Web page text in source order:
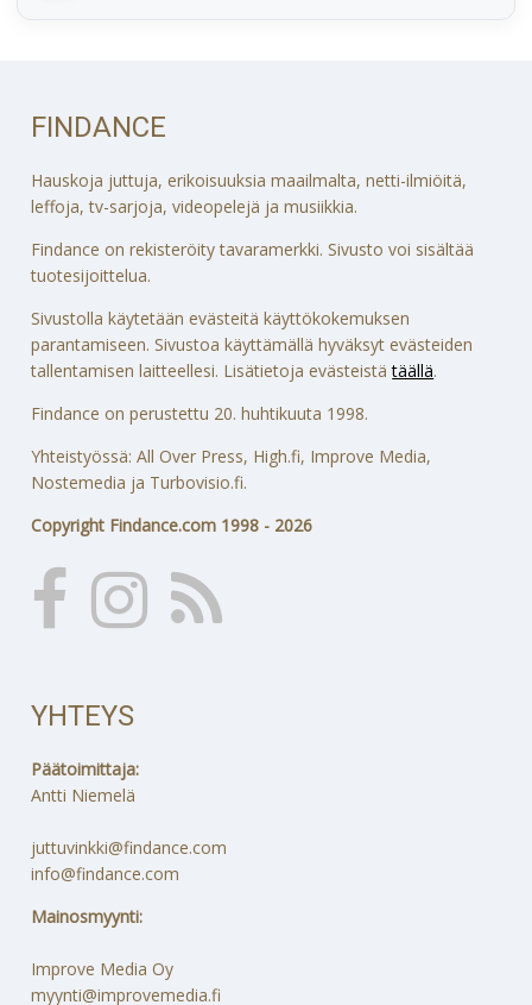
FINDANCE
Hauskoja juttuja, erikoisuuksia maailmalta, netti-ilmiöitä,
leffoja, tv-sarjoja, videopelejä ja musiikkia.
Findance on rekisteröity tavaramerkki. Sivusto voi sisältää
tuotesijoittelua.
Sivustolla käytetään evästeitä käyttökokemuksen
parantamiseen. Sivustoa käyttämällä hyväksyt evästeiden
tallentamisen laitteellesi. Lisätietoja evästeistätäällä.
Findance on perustettu 20. huhtikuuta 1998.
Yhteistyössä: All Over Press, High.fi, Improve Media,
Nostemedia ja Turbovisio.fi.
Copyright Findance.com 1998 - 2026
YHTEYS
Päätoimittaja:
Antti Niemelä
juttuvinkki@findance.com
info@findance.com
Mainosmyynti:
Improve Media Oy
myynti@improvemedia.fi